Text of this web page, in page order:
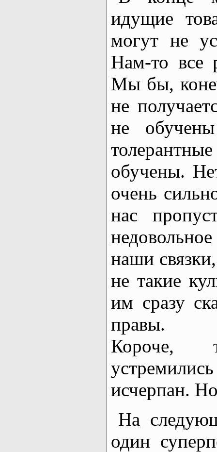
идущие
могут не
Нам-то все
Мы бы,
не
не
обучены.
очень
нас
наши
не такие
им сразу
правы.
Короче,
исчерпан.
На
один